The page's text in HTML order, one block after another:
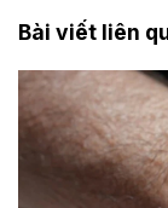
Bài viết liên